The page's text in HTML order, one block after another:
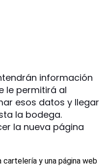
información
le permitirá al
esos datos y llegar
la bodega.
la nueva página